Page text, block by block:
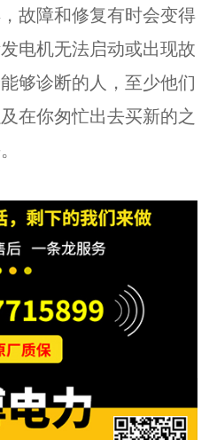
故障和修复有时会变得
电机无法启动或出现故
够诊断的人，至少他们
在你匆忙出去买新的之